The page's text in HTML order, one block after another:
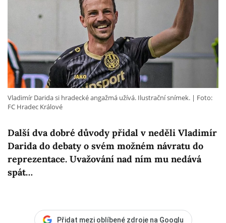
Další dva dobré důvody přidal v neděli Vladimír
Darida do debaty o svém možném návratu do
reprezentace. Uvažování nad ním mu nedává
spát…
Vladimír Darida si hradecké angažmá užívá. Ilustrační snímek.
Foto:
FC Hradec Králové
Přidat mezi oblíbené zdroje na Googlu